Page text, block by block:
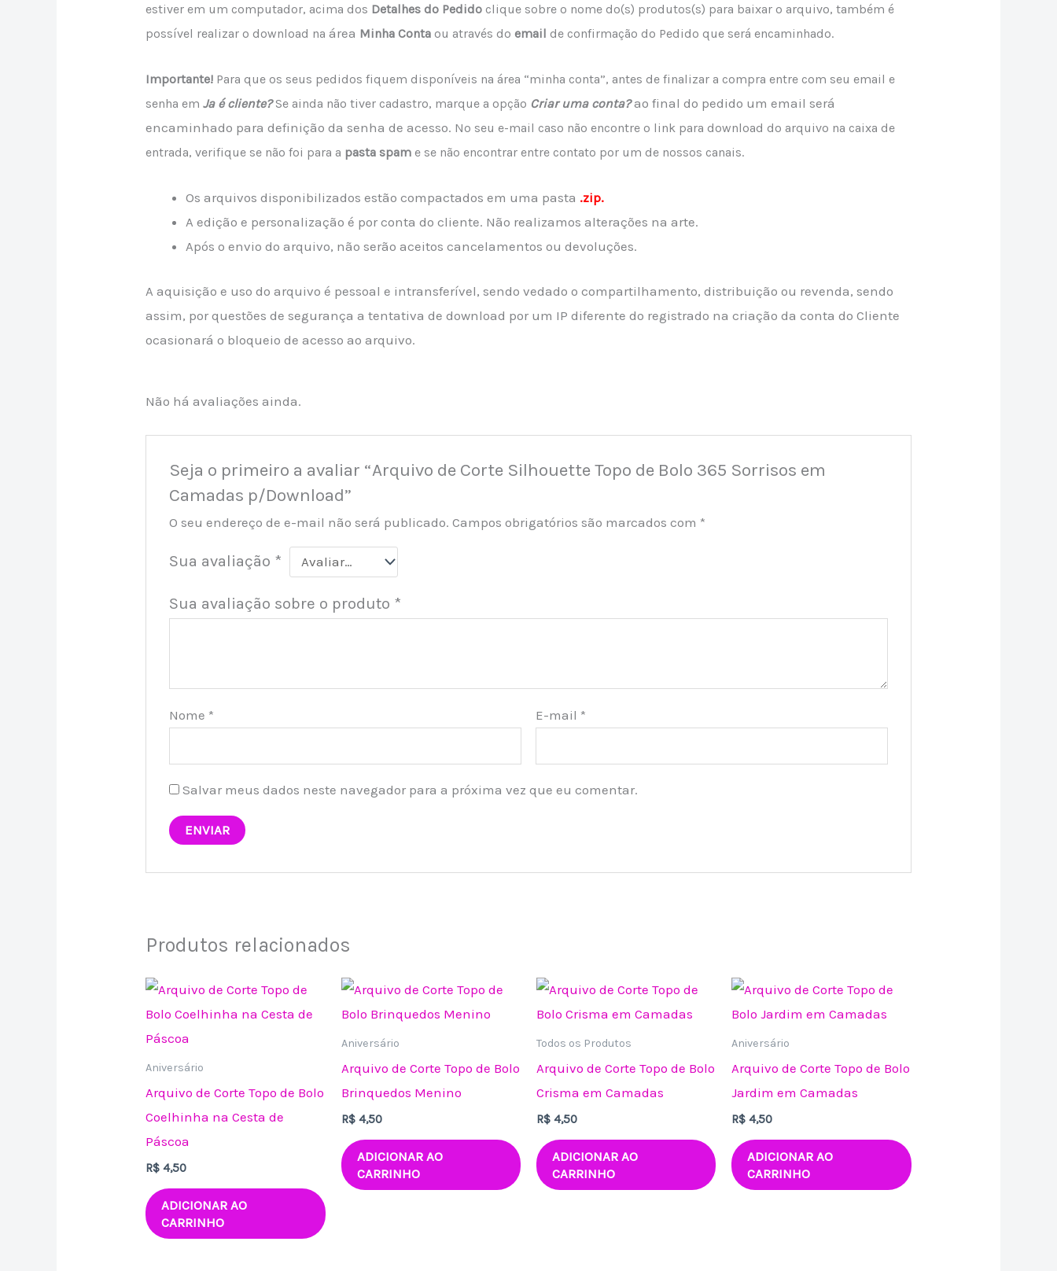
estiver em um computador, acima dos Detalhes do Pedido clique sobre o nome do(s) produtos(s) para baixar o arquivo, também é
possível realizar o download naárea Minha Conta ou através doemail de confirmação do Pedido que será encaminhado.
Importante! Para que os seus pedidos fiquem disponíveis na área “minha conta”, antes de finalizar a compra entre com seu email e
senha emJa é cliente?Se ainda não tiver cadastro, marque a opção Criar uma conta?ao final do pedido um email será
encaminhado para definição da senha de acesso. No seu e-mail caso não encontre o link para download do arquivo na caixa de
entrada, verifique se não foi para a pasta spam e se não encontrar entre contato por um de nossos canais.
Os arquivos disponibilizados estão compactados em uma pasta .zip.
A edição e personalização é por conta do cliente. Não realizamos alterações na arte.
Após o envio do arquivo, não serão aceitos cancelamentos ou devoluções.
A aquisição e uso do arquivo é pessoal e intransferível, sendo vedado o compartilhamento, distribuição ou revenda, sendo
assim, por questões de segurança a tentativa de download por um IP diferente do registrado na criação da conta do Cliente
ocasionará o bloqueio de acesso ao arquivo.
Não há avaliações ainda.
Seja o primeiro a avaliar “Arquivo de Corte Silhouette Topo de Bolo 365 Sorrisos em
Camadas p/Download”
O seu endereço de e-mail não será publicado. Campos obrigatórios são marcados com *
Sua avaliação *
Sua avaliação sobre o produto *
Nome * E-mail *
Salvar meus dados neste navegador para a próxima vez que eu comentar.
Produtos relacionados
Aniversário
Arquivo de Corte Topo de Bolo
Coelhinha na Cesta de
Páscoa
R$ 4,50
ADICIONAR AO
CARRINHO
Aniversário
Arquivo de Corte Topo de Bolo
Brinquedos Menino
R$4,50
ADICIONAR AO
CARRINHO
Todos os Produtos
Arquivo de Corte Topo de Bolo
Crisma em Camadas
R$ 4,50
ADICIONAR AO
CARRINHO
Aniversário
Arquivo de Corte Topo de Bolo
Jardim em Camadas
R$ 4,50
ADICIONAR AO
CARRINHO